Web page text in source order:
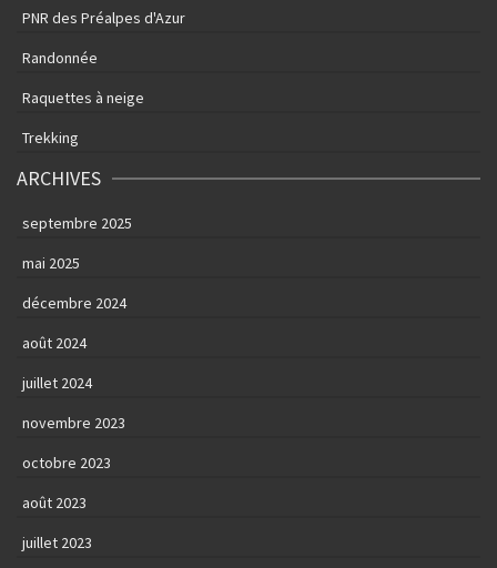
PNR des Préalpes d'Azur
Randonnée
Raquettes à neige
Trekking
ARCHIVES
septembre 2025
mai 2025
décembre 2024
août 2024
juillet 2024
novembre 2023
octobre 2023
août 2023
juillet 2023